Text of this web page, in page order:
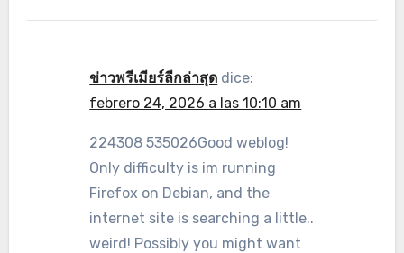
ข่าวพรีเมียร์ลีกล่าสุด dice:
febrero 24, 2026 a las 10:10 am
224308 535026Good weblog!
Only difficulty is im running
Firefox on Debian, and the
internet site is searching a little..
weird! Possibly you might want